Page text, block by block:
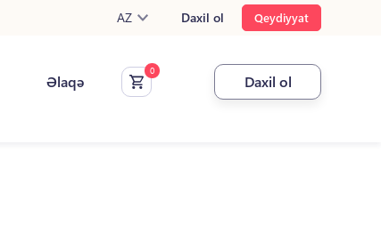
AZ Daxil ol Qeydiyyat
Əlaqə Daxil ol